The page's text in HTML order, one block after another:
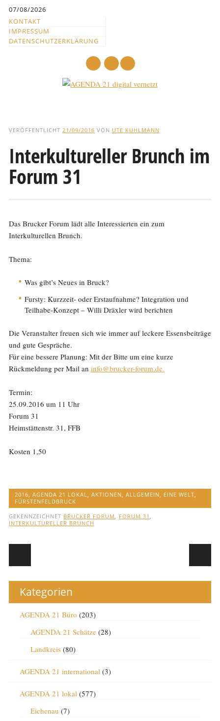
springen
07/08/2026
KONTAKT
IMPRESSUM
DATENSCHUTZERKLÄRUNG
und
Text
VERÖFFENTLICHT 21/09/2016 VON UTE KUHLMANN
Interkultureller Brunch im
Forum 31
Das Brucker Forum lädt alle Interessierten ein zum
Interkulturellen Brunch.
Thema:
Was gibt’s Neues in Bruck?
Fursty: Kurzzeit- oder Erstaufnahme? Integration und
Teilhabe-Konzept – Willi Dräxler wird berichten
Die Veranstalter freuen sich wie immer auf leckere Essensbeiträge
und gute Gespräche.
Für eine bessere Planung: Mit der Bitte um eine kurze
Rückmeldung per Mail an info@brucker-forum.de.
Termin:
25.09.2016 um 11 Uhr
Forum 31
Heimstättenstr. 31, FFB
Kosten 1,50
2016, AGENDA 21 LOKAL, AKTIONEN, ALLGEMEIN, EINE WELT,
FÜRSTENFELDBRUCK
GEKENNZEICHNET BRUCKER FORUM , FORUM 31 ,
INTERKULTURELLER BRUNCH
Post navigation
Kategorien
AGENDA 21 Büro (203)
AGENDA 21 Schätze(28)
Landkreis(80)
AGENDA 21 international(3)
AGENDA 21 lokal(577)
Eichenau (7)